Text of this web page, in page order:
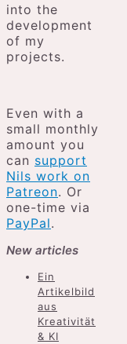
into the
development
of my
projects.
Even with a
small monthly
amount you
can support
Nils work on
Patreon. Or
one-time via
PayPal.
New articles
Ein
Artikelbild
aus
Kreativität
& KI